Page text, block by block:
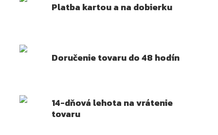
Platba kartou a na dobierku
Doručenie tovaru do 48 hodín
14-dňová lehota na vrátenie
tovaru